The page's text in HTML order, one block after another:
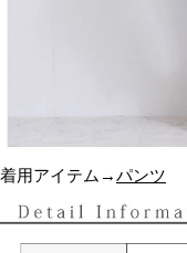
着用アイテム→パンツ